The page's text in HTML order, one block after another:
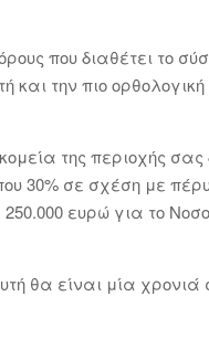
που διαθέτει το
και την πιο
της περιοχής σας
30% σε σχέση με
ευρώ για το
θα είναι μία χρονιά